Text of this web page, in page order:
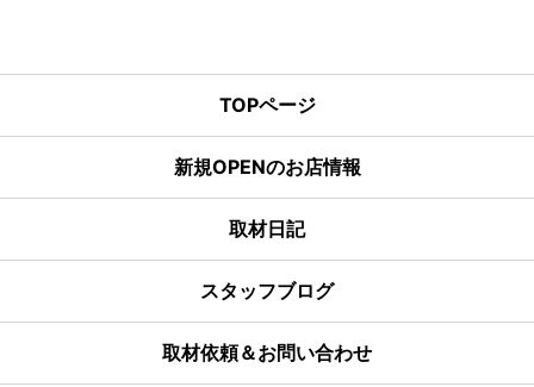
TOPページ
新規OPENのお店情報
取材日記
スタッフブログ
取材依頼＆お問い合わせ